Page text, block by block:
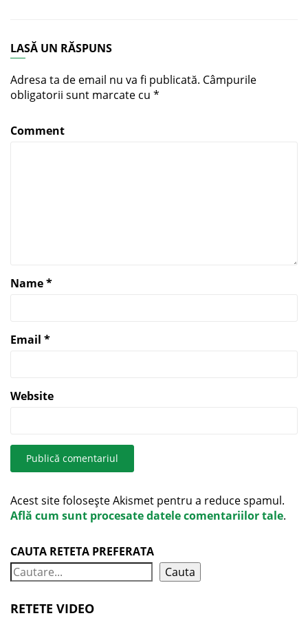
LASĂ UN RĂSPUNS
Adresa ta de email nu va fi publicată. Câmpurile
obligatorii sunt marcate cu *
Comment
Name*
Email *
Website
Acest site folosește Akismet pentru a reduce spamul.
Află cum sunt procesate datele comentariilor tale.
CAUTA RETETA PREFERATA
Cauta
RETETE VIDEO